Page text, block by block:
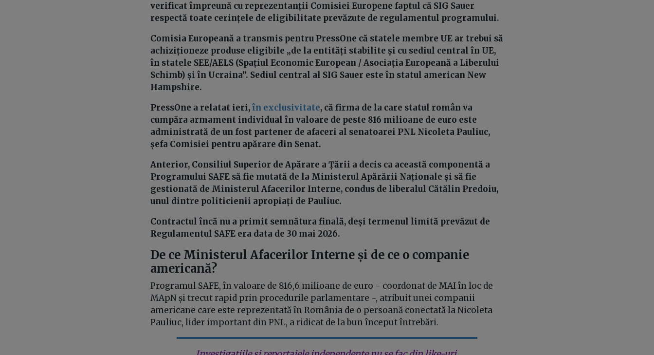
verificat împreună cu reprezentanții Comisiei Europene faptul că SIG Sauer
respectă toate cerințele de eligibilitate prevăzute de regulamentul programului.
Comisia Europeană a transmis pentru PressOne că statele membre UE ar trebui să
achiziționeze produse eligibile „de la entități stabilite și cu sediul central în UE,
în statele SEE/AELS (Spațiul Economic European / Asociația Europeană a Liberului
Schimb) și în Ucraina”. Sediul central al SIG Sauer este în statul american New
Hampshire.
PressOne a relatat ieri,în exclusivitate, că firma de la care statul român va
cumpăra armament individual în valoare de peste 816 milioane de euro este
administrată de un fost partener de afaceri al senatoarei PNL Nicoleta Pauliuc,
șefa Comisiei pentru apărare din Senat.
Anterior, Consiliul Superior de Apărare a Țării a decis ca această componentă a
Programului SAFE să fie mutată de la Ministerul Apărării Naționale și să fie
gestionată de Ministerul Afacerilor Interne, condus de liberalul Cătălin Predoiu,
unul dintre politicienii apropiați de Pauliuc.
Contractul încă nu a primit semnătura finală, deși termenul limită prevăzut de
Regulamentul SAFE era data de 30 mai 2026.
De ce Ministerul Afacerilor Interne și de ce o companie
americană?
Programul SAFE, în valoare de 816,6 milioane de euro - coordonat de MAI în loc de
MApN și trecut rapid prin procedurile parlamentare -, atribuit unei companii
americane care este reprezentată în România de o persoană conectată la Nicoleta
Pauliuc, lider important din PNL, a ridicat de la bun început întrebări.